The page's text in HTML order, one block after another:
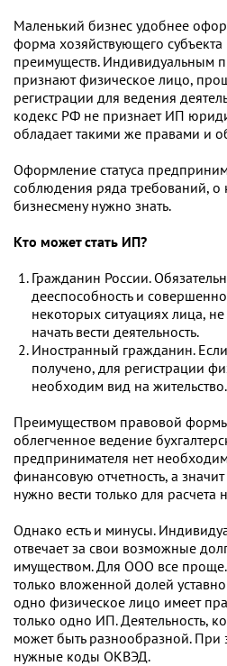
Маленький бизнес удобнее
форма хозяйствующего субъекта
преимуществ. Индивидуальным
признают физическое лицо,
регистрации для ведения
кодекс РФ не признает ИП
обладает такими же правами и
Оформление статуса
соблюдения ряда требований,
бизнесмену нужно знать.
Кто может стать ИП?
Гражданин России.
дееспособность и
некоторых ситуациях лица,
начать вести деятельность.
Иностранный гражданин.
получено, для регистрации
необходим вид на жительство.
Преимуществом правовой
облегченное ведение
предпринимателя нет
финансовую отчетность, а
нужно вести только для расчета
Однако есть и минусы.
отвечает за свои возможные
имуществом. Для ООО все
только вложенной долей
одно физическое лицо имеет
только одно ИП. Деятельность,
может быть разнообразной. При
нужные коды ОКВЭД.